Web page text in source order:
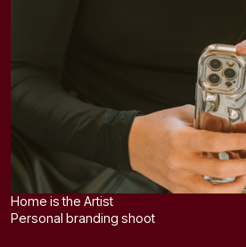
Home is the Artist
Personal branding shoot